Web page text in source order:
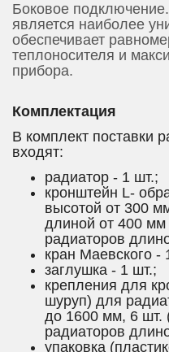
Боковое
является наиболее
обеспечивает
теплоносителя и
прибора.
Комплектация
В комплект поставки
входят:
радиатор - 1 шт.;
кронштейн L-
высотой от 300
длиной от 400
радиаторов
кран Маевского -
заглушка - 1 шт.;
крепления для
шуруп) для
до 1600 мм, 6 шт.
радиаторов
упаковка